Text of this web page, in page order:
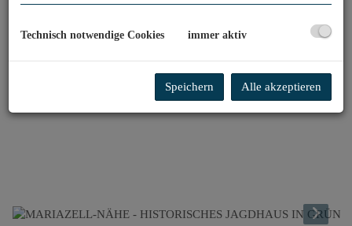
Technisch notwendige Cookies immer aktiv
Speichern Alle akzeptieren